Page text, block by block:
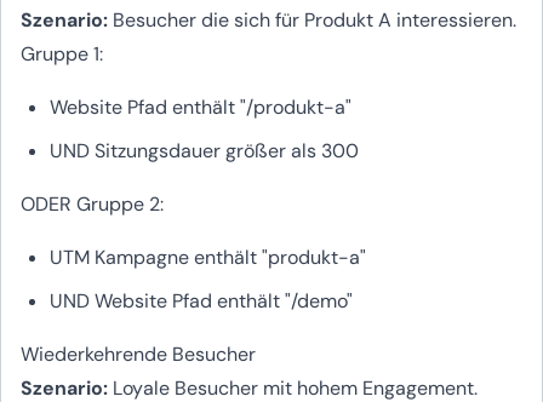
Szenario: Besucher die sich für Produkt A interessieren.
Gruppe 1:
Website Pfad enthält "/produkt-a"
UND Sitzungsdauer größer als 300
ODER Gruppe 2:
UTM Kampagne enthält "produkt-a"
UND Website Pfad enthält "/demo"
Wiederkehrende Besucher
Szenario: Loyale Besucher mit hohem Engagement.